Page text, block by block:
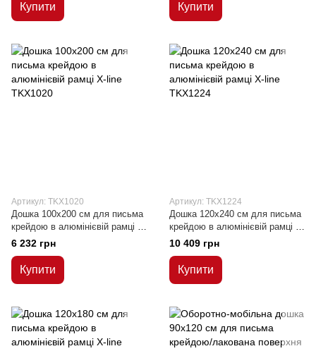
Купити Купити
Артикул: TKX1020
Дошка 100x200 см для письма
крейдою в алюмінієвій рамці Х-
line
6 232 грн
Купити
Артикул: TKX1224
Дошка 120x240 см для письма
крейдою в алюмінієвій рамці Х-
line
10 409 грн
Купити